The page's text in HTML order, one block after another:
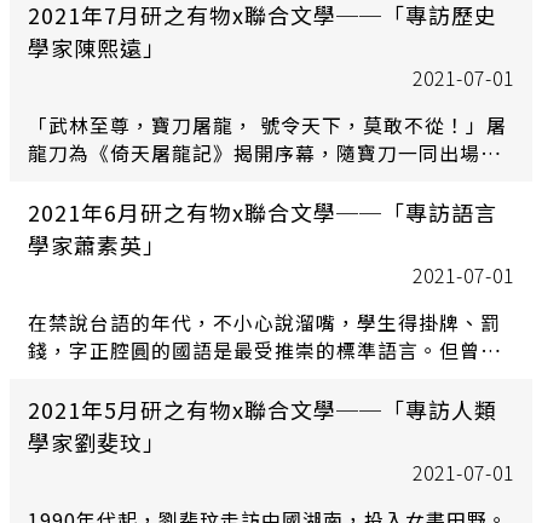
書寫，觀察六朝文人身處動亂與瘟疫的死亡氛圍，如
何透過「問疾」互動，超越禁忌污名，提供文學向度
的人文省思。
2021年7月研之有物x聯合文學──「專訪歷史
學家陳熙遠」
2021-07-01
「武林至尊，寶刀屠龍， 號令天下，莫敢不從！」屠
龍刀為《倚天屠龍記》揭開序幕，隨寶刀一同出場的
迭起的劇情。然而考據歷史， 「鏢局」現身在金庸此
劇裡， 其實存在著意想不到的歷史疑義。中央研究院
歷史語言研究所陳熙遠研究員，透過明清檔案文書，
2021年6月研之有物x聯合文學──「專訪語言
學家蕭素英」
2021-07-01
在禁說台語的年代，不小心說溜嘴，學生得掛牌、罰
錢，字正腔圓的國語是最受推崇的標準語言。但曾幾
閩交混，例如奧步、撇步不但是本世紀初「台灣製
造」，甚至同步影響華語圈！中研院語言學研究所蕭
素英副研究員，透過古漢語、現代國語、近現代閩南
語的語料分析，帶領讀者一同看看台式國語的前世今
2021年5月研之有物x聯合文學──「專訪人類
學家劉斐玟」
2021-07-01